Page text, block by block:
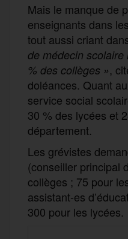
Mais le manque de
enseignants dans
tout aussi criant
de médecin scolaire
% des collèges »,
doléances. Quant
service social
30 % des lycées et
département.
Les grévistes
(conseiller principal
collèges ; 75 pour
assistant-es
300 pour les lycées.